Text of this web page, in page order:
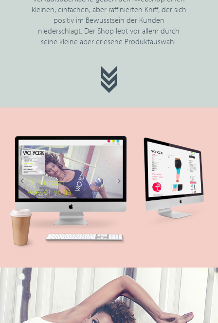
kleinen, einfachen, aber raffinierten Kniff, der sich
positiv im Bewusstsein der Kunden
niederschlägt. Der Shop lebt vor allem durch
seine kleine aber erlesene Produktauswahl.